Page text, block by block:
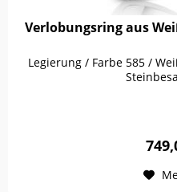
Verlobungsring aus
Legierung / Farbe 585 /